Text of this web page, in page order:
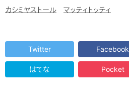
カシミヤストール マッティトッティ
Twitter Facebook
はてな Pocket